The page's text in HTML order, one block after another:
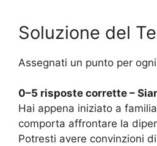
Soluzione del
Assegnati un punto per
0–5 risposte corrette –
Hai appena iniziato a
comporta affrontare la
Potresti avere convinzioni